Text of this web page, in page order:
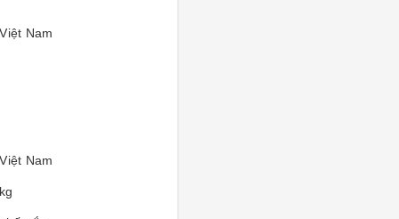
Việt Nam
Việt Nam